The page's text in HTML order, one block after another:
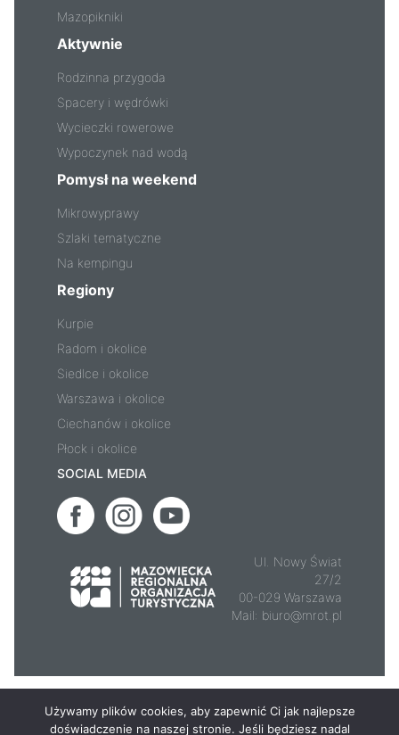
Mazopikniki
Aktywnie
Rodzinna przygoda
Spacery i wędrówki
Wycieczki rowerowe
Wypoczynek nad wodą
Pomysł na weekend
Mikrowyprawy
Szlaki tematyczne
Na kempingu
Regiony
Kurpie
Radom i okolice
Siedlce i okolice
Warszawa i okolice
Ciechanów i okolice
Płock i okolice
SOCIAL MEDIA
Ul. Nowy Świat
27/2
00-029 Warszawa
Mail: biuro@mrot.pl
Używamy plików cookies, aby zapewnić Ci jak najlepsze
doświadczenie na naszej stronie. Jeśli będziesz nadal